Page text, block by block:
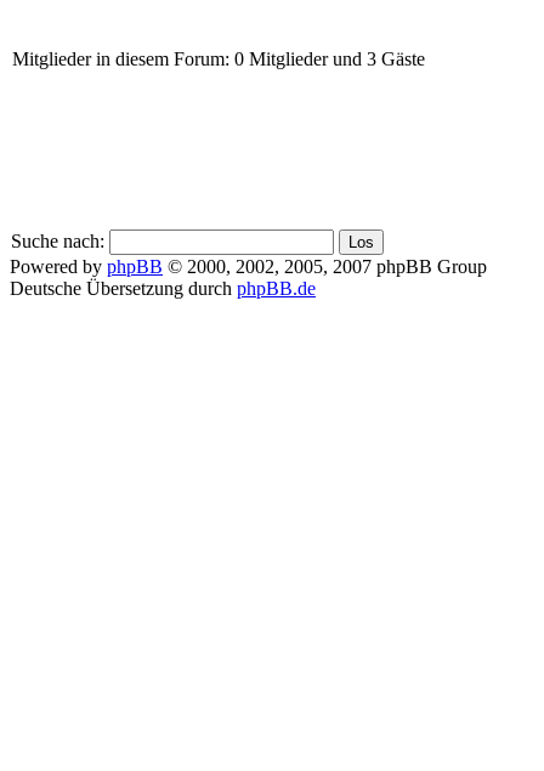
Mitglieder in diesem Forum: 0 Mitglieder und 3 Gäste
Suche nach:
Powered by phpBB © 2000, 2002, 2005, 2007 phpBB Group
Deutsche Übersetzung durch phpBB.de